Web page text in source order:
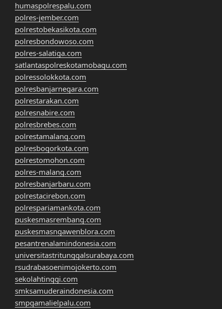
humaspolrespalu.com
polres-jember.com
polrestobekasikota.com
polresbondowoso.com
polres-salatiga.com
satlantaspolreskotamobagu.com
polressolokkota.com
polresbanjarnegara.com
polrestarakan.com
polresnabire.com
polresbrebes.com
polrestamalang.com
polresbogorkota.com
polrestomohon.com
polres-malang.com
polresbanjarbaru.com
polrestacirebon.com
polrespariamankota.com
puskesmasrembang.com
puskesmasngawenblora.com
pesantrenalamindonesia.com
universitastritunggalsurabaya.com
rsudrabasoenimojokerto.com
sekolahtinggi.com
smksamuderaindonesia.com
smpgamalielpalu.com